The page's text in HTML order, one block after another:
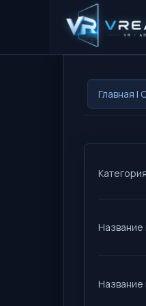
Главная |
Категория
Название
Название